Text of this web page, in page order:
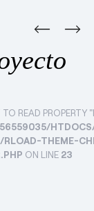
READ PROPERTY
RLOAD-THEME-
ON LINE 23